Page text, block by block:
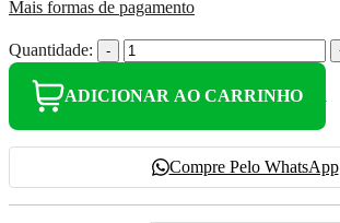
Mais formas de pagamento
Quantidade: -
ADICIONAR AO CARRINHO
Compre Pelo WhatsApp